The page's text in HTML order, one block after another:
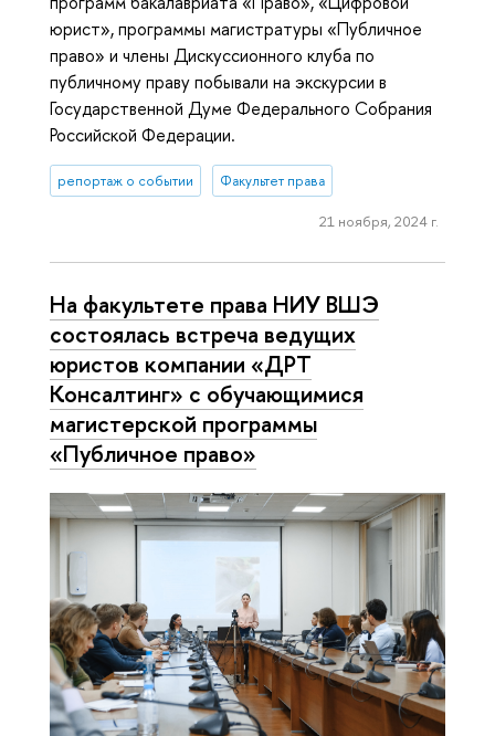
юрист», программы магистратуры «Публичное
право» и члены Дискуссионного клуба по
публичному праву побывали на экскурсии в
Государственной Думе Федерального Собрания
Российской Федерации.
репортаж о событии Факультет права
21 ноября, 2024 г.
На факультете права НИУ ВШЭ
состоялась встреча ведущих
юристов компании «ДРТ
Консалтинг» с обучающимися
магистерской программы
«Публичное право»